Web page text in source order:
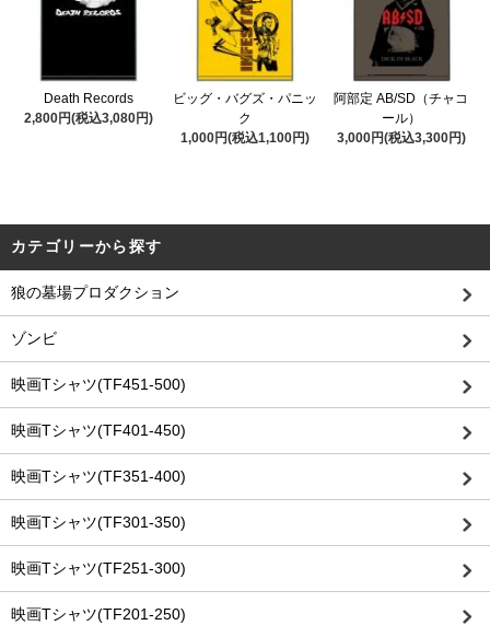
Death Records
2,800円(税込3,080円)
ビッグ・バグズ・パニッ
ク
1,000円(税込1,100円)
阿部定 AB/SD（チャコ
ール）
3,000円(税込3,300円)
カテゴリーから探す
狼の墓場プロダクション
ゾンビ
映画Tシャツ(TF451-500)
映画Tシャツ(TF401-450)
映画Tシャツ(TF351-400)
映画Tシャツ(TF301-350)
映画Tシャツ(TF251-300)
映画Tシャツ(TF201-250)